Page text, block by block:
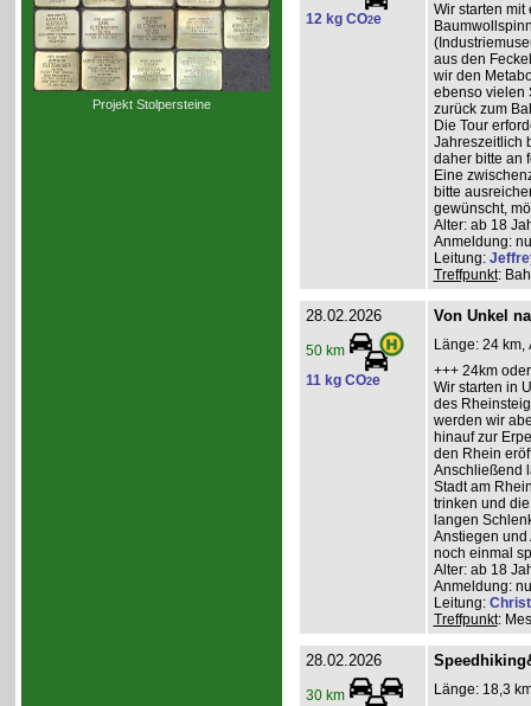
Projekt Stolpersteine
12 kg CO2e
Wir starten
aus den
wir den
ebenso vielen
zurück zum
Die Tour
Jahreszeitlich
daher bitte an
Eine
bitte
gewünscht,
Alter: ab 18
Anmeldung:
Leitung:
Treffpunkt:
28.02.2026
50 km
11 kg CO2e
Von Unkel
Länge: 24 km,
+++ 24km
Wir starten in
des
werden wir
hinauf zur
den Rhein
Anschließend
Stadt am
trinken und
langen
Anstiegen
noch einmal
Alter: ab 18
Anmeldung:
Leitung:
Treffpunkt:
28.02.2026
30 km
Länge: 18,3